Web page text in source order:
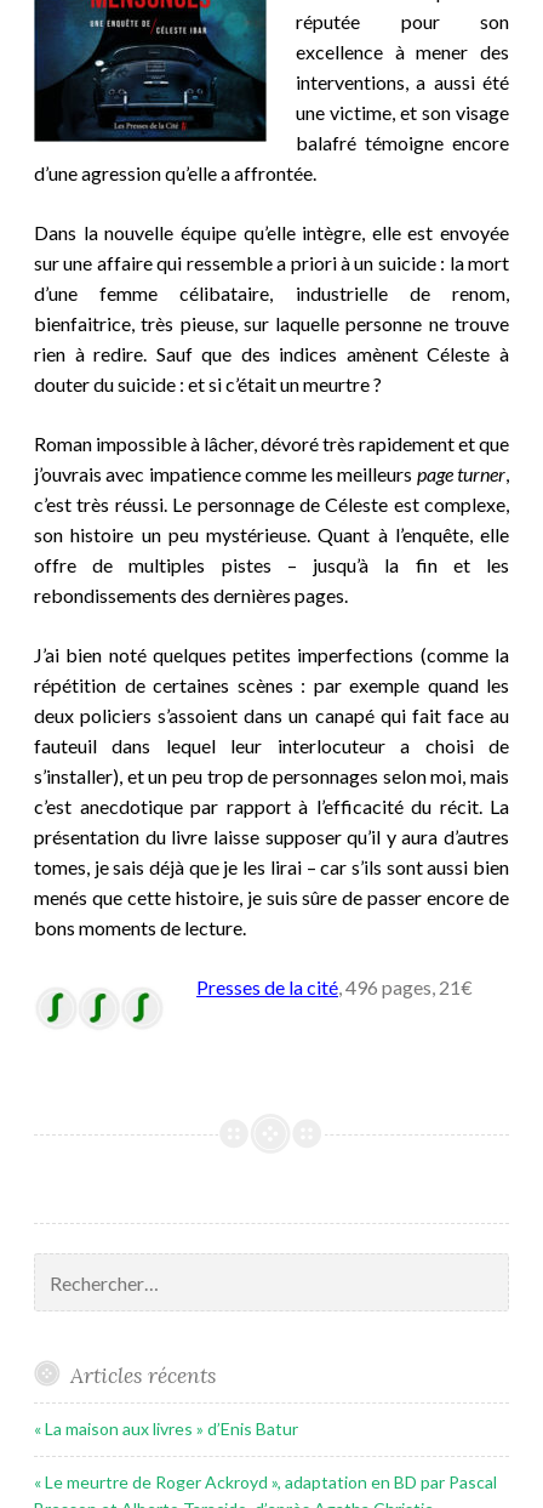
réputée pour son
excellence à mener des
interventions, a aussi été
une victime, et son visage
balafré témoigne encore
d’une agression qu’elle a affrontée.
Dans la nouvelle équipe qu’elle intègre, elle est envoyée
sur une affaire qui ressemble a priori à un suicide : la mort
d’une femme célibataire, industrielle de renom,
bienfaitrice, très pieuse, sur laquelle personne ne trouve
rien à redire. Sauf que des indices amènent Céleste à
douter du suicide : et si c’était un meurtre ?
Roman impossible à lâcher, dévoré très rapidement et que
j’ouvrais avec impatience comme les meilleurs page turner,
c’est très réussi. Le personnage de Céleste est complexe,
son histoire un peu mystérieuse. Quant à l’enquête, elle
offre de multiples pistes – jusqu’à la fin et les
rebondissements des dernières pages.
J’ai bien noté quelques petites imperfections (comme la
répétition de certaines scènes : par exemple quand les
deux policiers s’assoient dans un canapé qui fait face au
fauteuil dans lequel leur interlocuteur a choisi de
s’installer), et un peu trop de personnages selon moi, mais
c’est anecdotique par rapport à l’efficacité du récit. La
présentation du livre laisse supposer qu’il y aura d’autres
tomes, je sais déjà que je les lirai – car s’ils sont aussi bien
menés que cette histoire, je suis sûre de passer encore de
bons moments de lecture.
Presses de la cité, 496 pages, 21€
Articles récents
« La maison aux livres » d’Enis Batur
« Le meurtre de Roger Ackroyd », adaptation en BD par Pascal